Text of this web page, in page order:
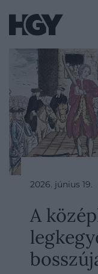
2026. június
A